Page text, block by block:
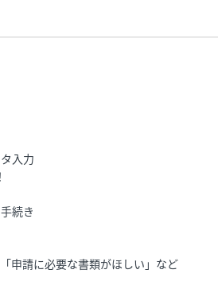
入力
続き
申請に必要な書類がほしい」など